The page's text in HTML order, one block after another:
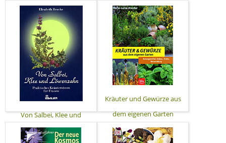
Von Salbei, Klee und
Löwenzahn
Kräuter und Gewürze aus
dem eigenen Garten